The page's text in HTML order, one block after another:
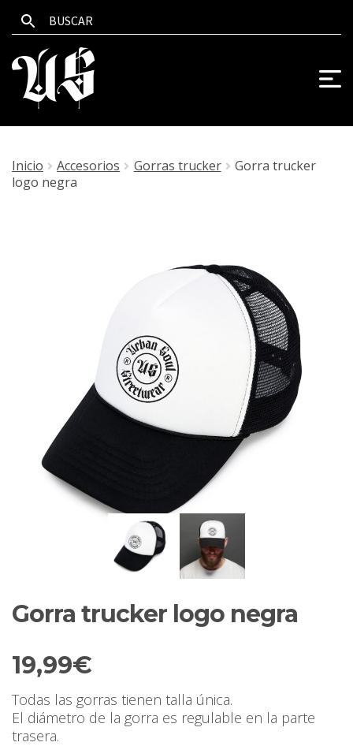
Inicio Accesorios Gorras trucker
Gorra trucker
logo negra
Gorra trucker logo negra
19,99€
Todas las gorras tienen talla única.
El diámetro de la gorra es regulable en la parte
trasera.